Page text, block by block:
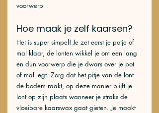
voorwerp
Hoe maak je zelf kaarsen?
Het is super simpel! Je zet eerst je potje of
mal klaar, de lonten wikkel je om een lang
en dun voorwerp die je dwars over je pot
of mal legt. Zorg dat het pitje van de lont
de bodem raakt, op deze manier blijft je
lont op zijn plaats wanneer je straks de
vloeibare kaarswax gaat gieten. Je maakt